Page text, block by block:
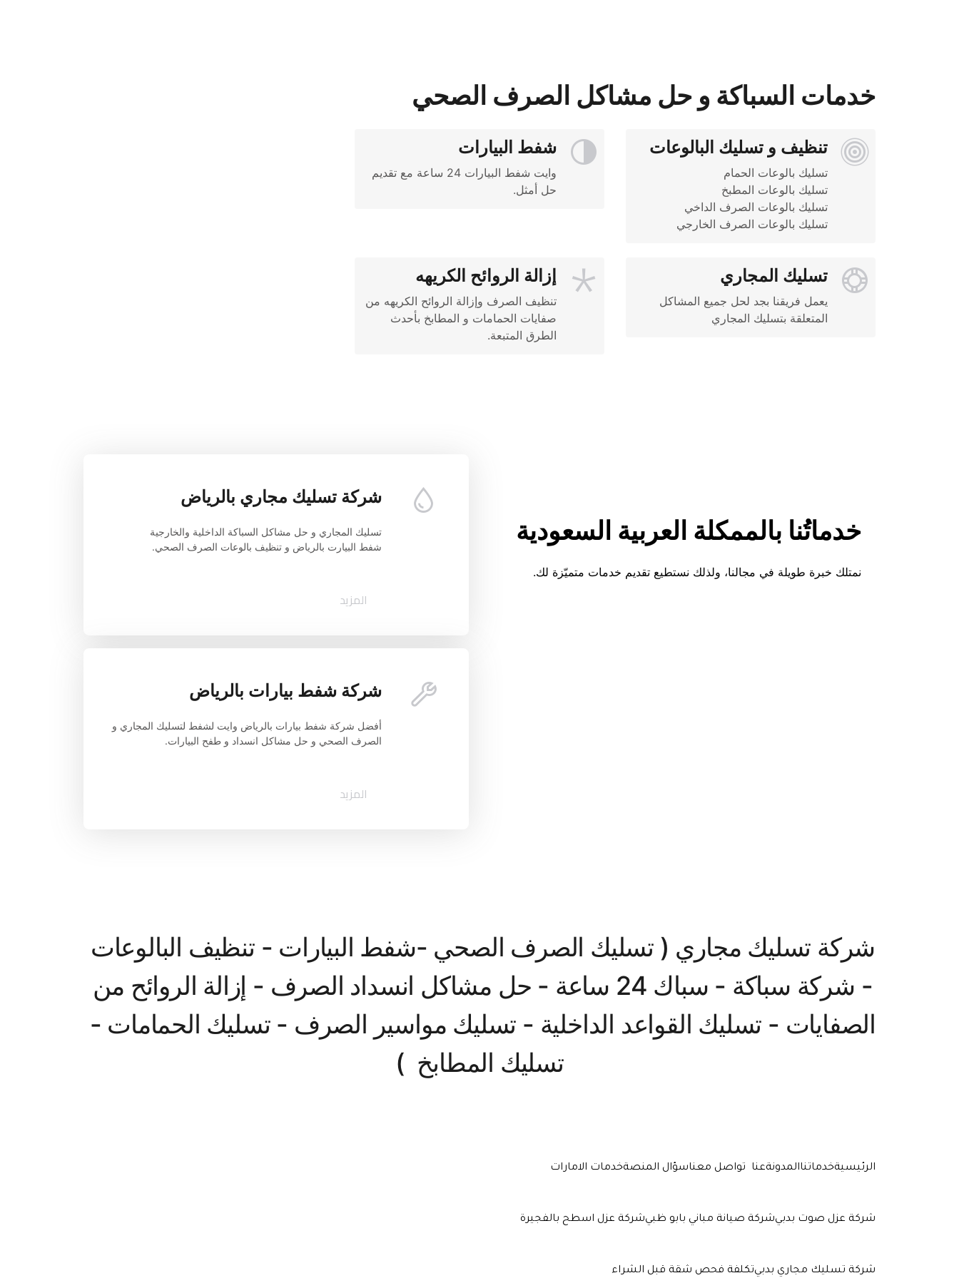
خدمات السباكة و حل مشاكل الصرف الصحي
تنظيف و تسليك البالوعات
تسليك بالوعات الصرف الخارجي
شفط البيارات
حل أمثل.
تسليك المجاري
المتعلقة بتسليك المجاري
إزالة الروائح الكريهه
الطرق المتبعة.
خدماتُنا بالممكلة العربية السعودية
نمتلك خبرة طويلة في مجالنا، ولذلك نستطيع تقديم خدمات متميّزة لك.
شركة تسليك مجاري بالرياض
شفط البيارت بالرياض و تنظيف بالوعات الصرف الصحي.
المزيد
شركة شفط بيارات بالرياض
الصرف الصحي و حل مشاكل انسداد و طفح البيارات.
المزيد
تسليك المطابخ  )
الرئيسيةخدماتناالمدونةعنا تواصل معناسؤال المنصةخدمات الامارات
شركة عزل صوت بدبيشركة صيانة مباني بابو ظبيشركة عزل اسطح بالفجيرة
شركة تسليك مجاري بدبيتكلفة فحص شقة قبل الشراء